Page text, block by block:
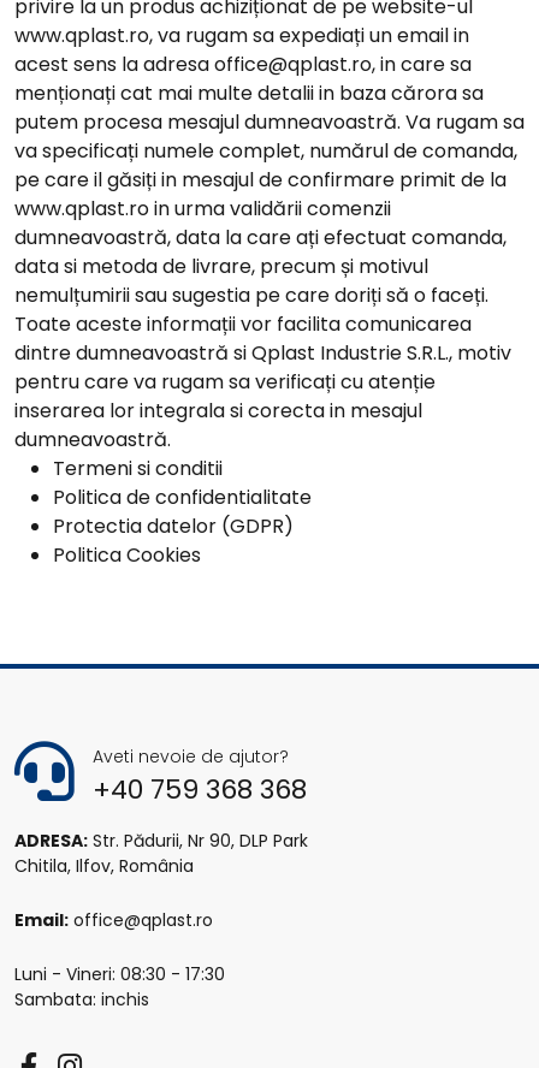
privire la un produs achiziționat de pe website-ul
www.qplast.ro, va rugam sa expediați un email in
acest sens la adresaoffice@qplast.ro, in care sa
menționați cat mai multe detalii in baza cărora sa
putem procesa mesajul dumneavoastră. Va rugam sa
va specificați numele complet, numărul de comanda,
pe care il găsiți in mesajul de confirmare primit de la
www.qplast.roin urma validării comenzii
dumneavoastră, data la care ați efectuat comanda,
data si metoda de livrare, precum și motivul
nemulțumirii sau sugestia pe care doriți să o faceți.
Toate aceste informații vor facilita comunicarea
dintre dumneavoastră si Qplast Industrie S.R.L., motiv
pentru care va rugam sa verificați cu atenție
inserarea lor integrala si corecta in mesajul
dumneavoastră.
Termeni si conditii
Politica de confidentialitate
Protectia datelor (GDPR)
Politica Cookies
Aveti nevoie de ajutor?
+40 759 368 368
ADRESA: Str. Pădurii, Nr 90, DLP Park
Chitila, Ilfov, România
Email: office@qplast.ro
Luni - Vineri: 08:30 - 17:30
Sambata: inchis